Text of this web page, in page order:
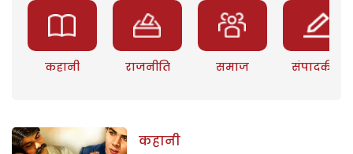
कहानी राजनीति समाज संपादकीय
कहानी